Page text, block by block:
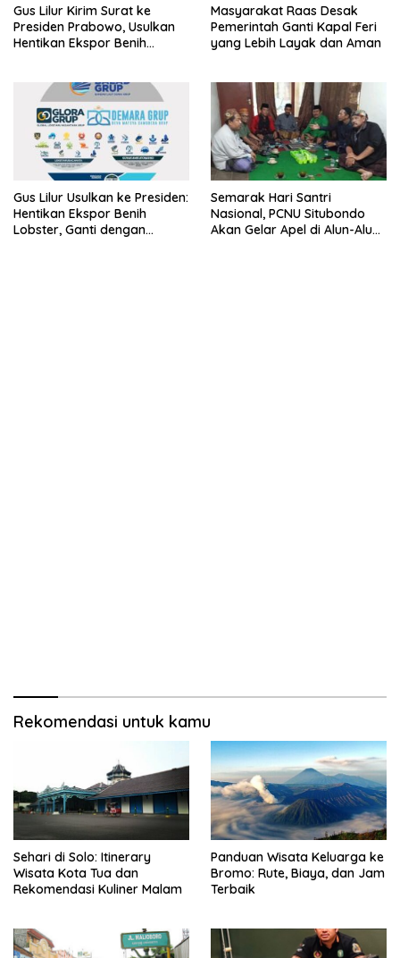
Gus Lilur Kirim Surat ke
Presiden Prabowo, Usulkan
Hentikan Ekspor Benih
Masyarakat Raas Desak
Pemerintah Ganti Kapal Feri
yang Lebih Layak dan Aman
Gus Lilur Usulkan ke Presiden:
Hentikan Ekspor Benih
Lobster, Ganti dengan
Semarak Hari Santri
Nasional, PCNU Situbondo
Akan Gelar Apel di Alun-Alun
Rekomendasi untuk kamu
Sehari di Solo: Itinerary
Wisata Kota Tua dan
Rekomendasi Kuliner Malam
Panduan Wisata Keluarga ke
Bromo: Rute, Biaya, dan Jam
Terbaik